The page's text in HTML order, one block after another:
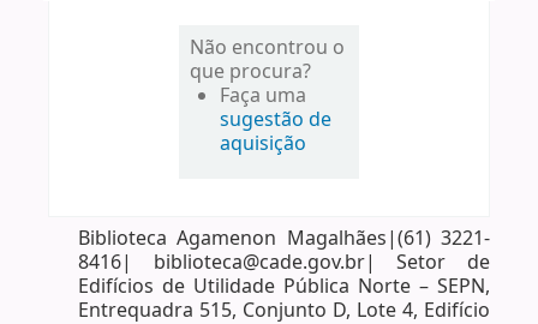
Não encontrou o
que procura?
Faça uma
sugestão de
aquisição
Biblioteca Agamenon Magalhães|(61) 3221-
8416| biblioteca@cade.gov.br| Setor de
Edifícios de Utilidade Pública Norte – SEPN,
Entrequadra 515, Conjunto D, Lote 4, Edifício